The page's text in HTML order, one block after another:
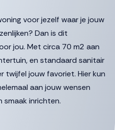
voor jezelf waar je jouw
Dan is dit
jou. Met circa 70 m2 aan
en standaard sanitair
twijfel jouw favoriet. Hier kun
aan jouw wensen
smaak inrichten.